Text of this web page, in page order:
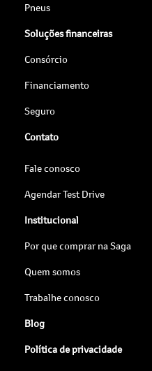
Pneus
Soluções financeiras
Consórcio
Financiamento
Seguro
Contato
Fale conosco
Agendar Test Drive
Institucional
Por que comprar na Saga
Quem somos
Trabalhe conosco
Blog
Política de privacidade